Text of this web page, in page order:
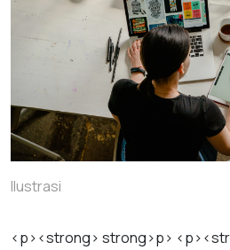
Ilustrasi
<p><strong> strong>p> <p><